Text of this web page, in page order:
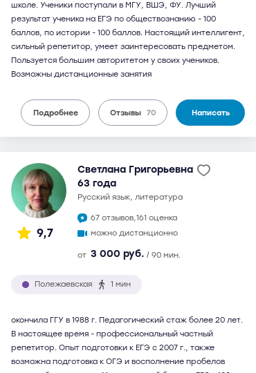
школе. Ученики поступали в МГУ, ВШЭ, ФУ. Лучший
результат ученика на ЕГЭ по обществознанию - 100
баллов, по истории - 100 баллов. Настоящий интеллигент,
сильный репетитор, умеет заинтересовать предметом.
Пользуется большим авторитетом у своих учеников.
Возможны дистанционные занятия
Подробнее Отзывы 70 Написать
9,7
Светлана Григорьевна
63 года
русский язык, литература
67 отзывов,161 оценка
можно дистанционно
от 3 000 руб. / 90 мин.
Полежаевская 1 мин
окончила ГГУ в 1988 г. Педагогический стаж более 20 лет.
В настоящее время - профессиональный частный
репетитор. Опыт подготовки к ЕГЭ с 2007 г., также
возможна подготовка к ОГЭ и восполнение пробелов